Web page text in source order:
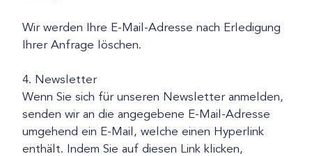
Wir werden Ihre E-Mail-Adresse nach Erledigung
Ihrer Anfrage löschen.
4. Newsletter
Wenn Sie sich für unseren Newsletter anmelden,
senden wir an die angegebene E-Mail-Adresse
umgehend ein E-Mail, welche einen Hyperlink
enthält. Indem Sie auf diesen Link klicken,